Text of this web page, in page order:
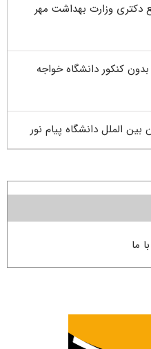
دکتری وزارت بهداشت مهر
کنکور دانشگاه خواجه
الملل دانشگاه پیام نور
ما